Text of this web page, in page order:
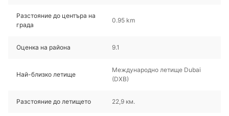
Разстояние до центъра на
града
0.95 km
Оценка на района 9.1
Най-близко летище
Международно летище Dubai
(DXB)
Разстояние до летището 22,9 км.